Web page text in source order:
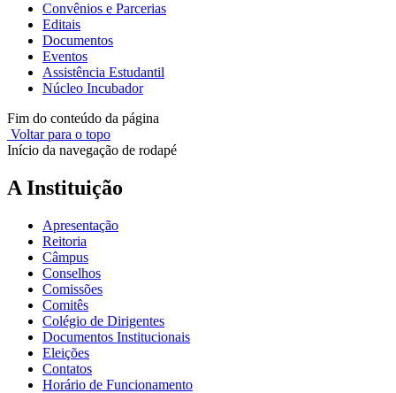
Convênios e Parcerias
Editais
Documentos
Eventos
Assistência Estudantil
Núcleo Incubador
Fim do conteúdo da página
Voltar para o topo
Início da navegação de rodapé
A Instituição
Apresentação
Reitoria
Câmpus
Conselhos
Comissões
Comitês
Colégio de Dirigentes
Documentos Institucionais
Eleições
Contatos
Horário de Funcionamento